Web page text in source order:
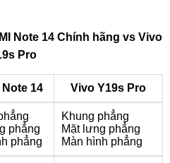
Note 14 Chính hãng vs Vivo
Pro
Note 14 Vivo Y19s Pro
phẳng
phẳng
Khung phẳng
Mặt lưng phẳng
Màn hình phẳng